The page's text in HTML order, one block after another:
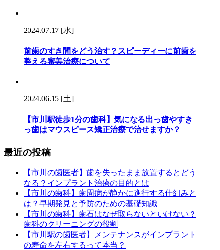
2024.07.17 [水]
前歯のすき間をどう治す？スピーディーに前歯を
整える審美治療について
2024.06.15 [土]
【市川駅徒歩1分の歯科】気になる出っ歯やすき
っ歯はマウスピース矯正治療で治せますか？
最近の投稿
【市川の歯医者】歯を失ったまま放置するとどう
なる？インプラント治療の目的とは
【市川の歯科】歯周病が静かに進行する仕組みと
は？早期発見と予防のための基礎知識
【市川の歯科】歯石はなぜ取らないといけない？
歯科のクリーニングの役割
【市川駅の歯医者】メンテナンスがインプラント
の寿命を左右するって本当？